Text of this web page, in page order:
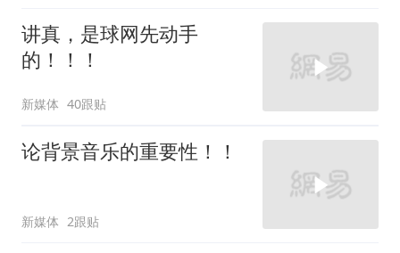
讲真，是球网先动手
的！！！
新媒体 40跟贴
论背景音乐的重要性！！
新媒体 2跟贴